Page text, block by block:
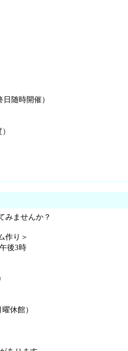
随時開催）
みませんか？
作り＞
後3時
休館）